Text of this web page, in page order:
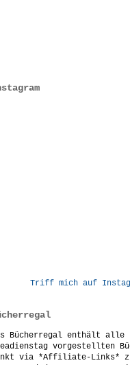
Triff mich auf
Bücherregal enthält alle
vorgestellten
via *Affiliate-Links* zu